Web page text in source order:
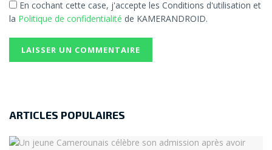
En cochant cette case, j'accepte les Conditions d'utilisation et
la Politique de confidentialité de KAMERANDROID.
ARTICLES POPULAIRES